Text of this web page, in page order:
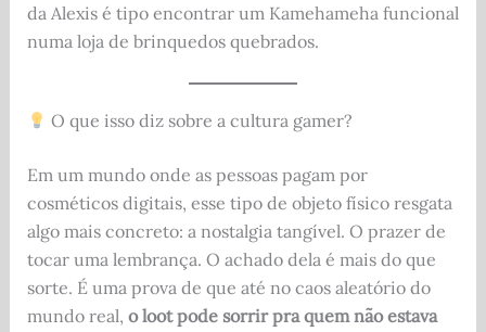
da Alexis é tipo encontrar um Kamehameha funcional
numa loja de brinquedos quebrados.
O que isso diz sobre a cultura gamer?
Em um mundo onde as pessoas pagam por
cosméticos digitais, esse tipo de objeto físico resgata
algo mais concreto: a nostalgia tangível. O prazer de
tocar uma lembrança. O achado dela é mais do que
sorte. É uma prova de que até no caos aleatório do
mundo real, o loot pode sorrir pra quem não estava